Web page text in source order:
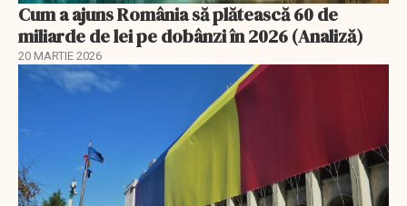
Cum a ajuns România să plătească 60 de
miliarde de lei pe dobânzi în 2026 (Analiză)
20 MARTIE 2026